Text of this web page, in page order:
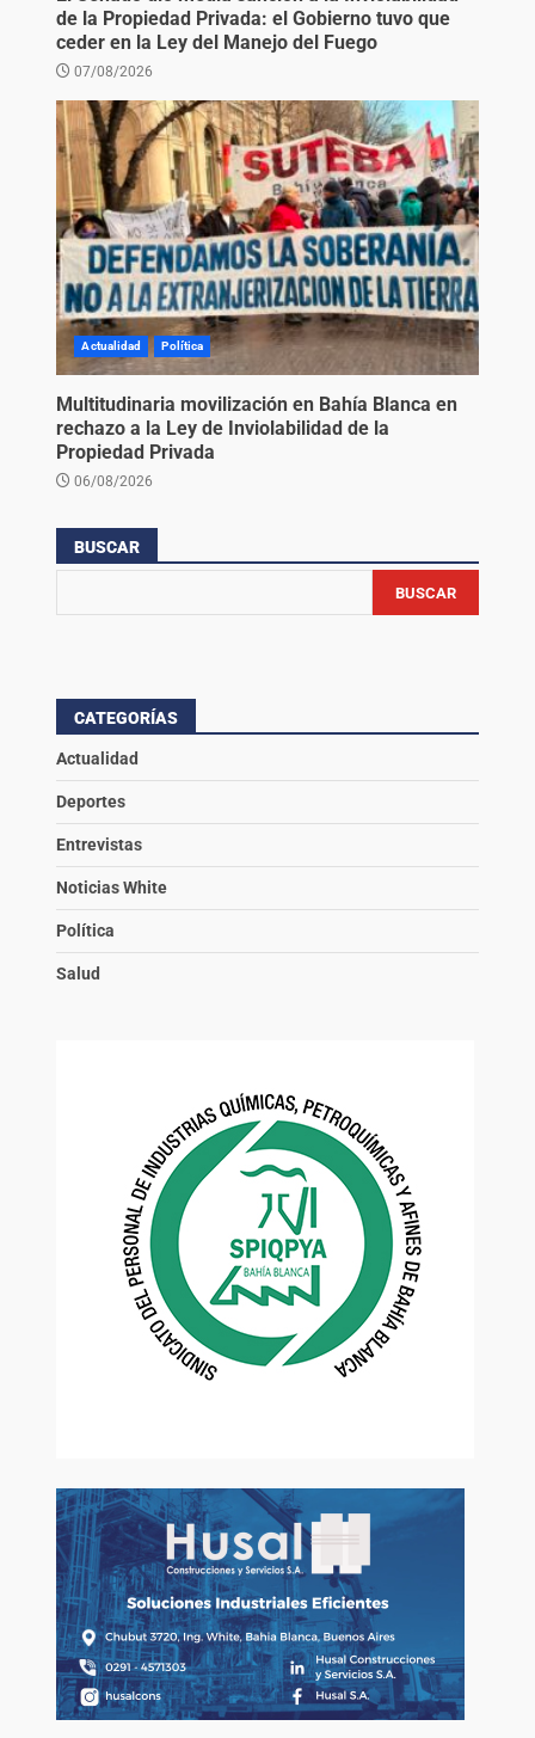
de la Propiedad Privada: el Gobierno tuvo que
ceder en la Ley del Manejo del Fuego
07/08/2026
Actualidad Política
Multitudinaria movilización en Bahía Blanca en
rechazo a la Ley de Inviolabilidad de la
Propiedad Privada
06/08/2026
BUSCAR
BUSCAR
CATEGORÍAS
Actualidad
Deportes
Entrevistas
Noticias White
Política
Salud